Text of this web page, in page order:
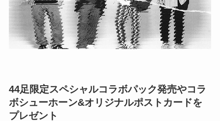
44足限定スペシャルコラボパック発売やコラ
ボシューホーン&オリジナルポストカードを
プレゼント